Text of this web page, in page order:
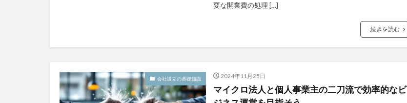
要な開業費の処理 […]
続きを読む
会社設立の基礎知識 2024年11月25日
マイクロ法人と個人事業主の二刀流で効率的なビ